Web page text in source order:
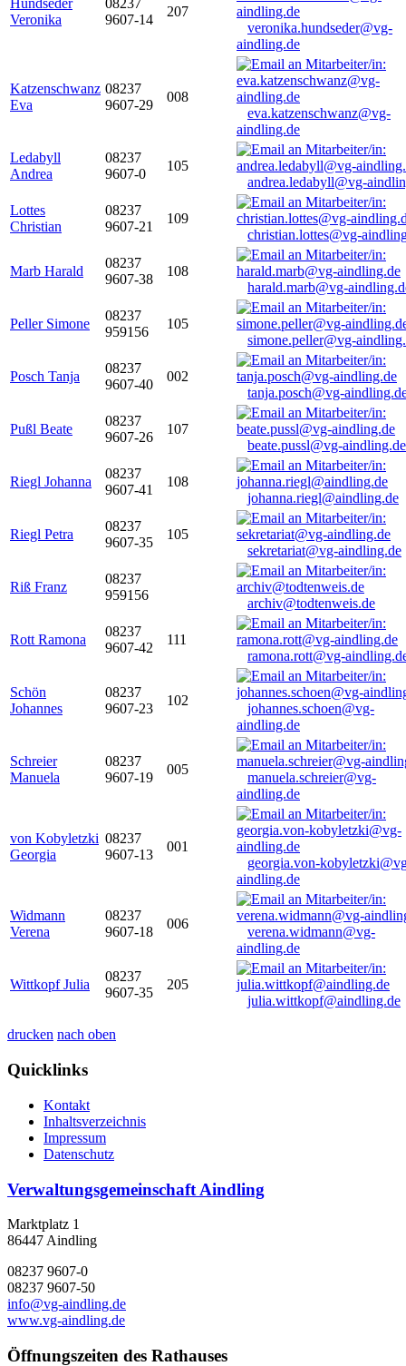
Hundseder
Veronika
08237
9607-14
207
veronika.hundseder@vg-
aindling.de
Katzenschwanz
Eva
08237
9607-29
008
eva.katzenschwanz@vg-
aindling.de
Ledabyll
Andrea
08237
9607-0
105
andrea.ledabyll@vg-
Lottes
Christian
08237
9607-21
109
christian.lottes@vg-
Marb Harald
08237
9607-38
108
harald.marb@vg-
Peller Simone
08237
959156
105
simone.peller@vg-
Posch Tanja
08237
9607-40
002
tanja.posch@vg-
Pußl Beate
08237
9607-26
107
beate.pussl@vg-aindling.de
Riegl Johanna
08237
9607-41
108
johanna.riegl@aindling.de
Riegl Petra
08237
9607-35
105
sekretariat@vg-aindling.de
Riß Franz
08237
959156
archiv@todtenweis.de
Rott Ramona
08237
9607-42
111
ramona.rott@vg-
Schön
Johannes
08237
9607-23
102
johannes.schoen@vg-
aindling.de
Schreier
Manuela
08237
9607-19
005
manuela.schreier@vg-
aindling.de
von Kobyletzki
Georgia
08237
9607-13
001
georgia.von-
aindling.de
Widmann
Verena
08237
9607-18
006
verena.widmann@vg-
aindling.de
Wittkopf Julia
08237
9607-35
205
julia.wittkopf@aindling.de
drucken nach oben
Quicklinks
Kontakt
Inhaltsverzeichnis
Impressum
Datenschutz
Verwaltungsgemeinschaft Aindling
Marktplatz 1
86447 Aindling
08237 9607-0
08237 9607-50
info@vg-aindling.de
www.vg-aindling.de
Öffnungszeiten des Rathauses